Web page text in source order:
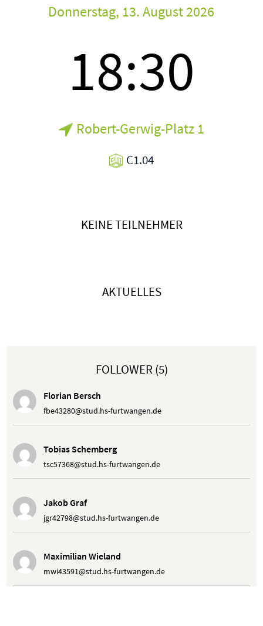
Donnerstag, 13. August 2026
18:30
Robert-Gerwig-Platz 1
C1.04
KEINE TEILNEHMER
AKTUELLES
FOLLOWER (5)
Florian Bersch
fbe43280@stud.hs-furtwangen.de
Tobias Schemberg
tsc57368@stud.hs-furtwangen.de
Jakob Graf
jgr42798@stud.hs-furtwangen.de
Maximilian Wieland
mwi43591@stud.hs-furtwangen.de